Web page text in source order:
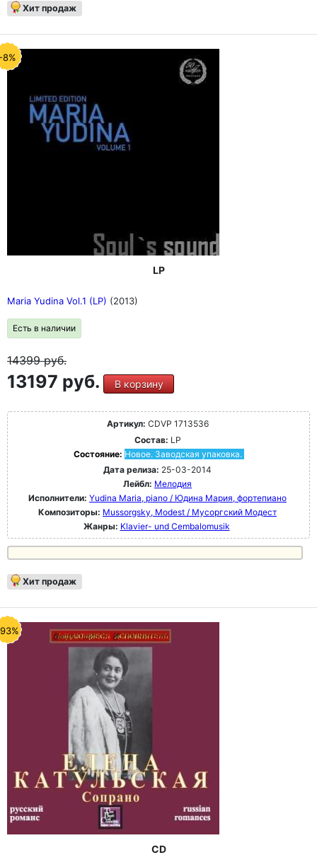
Хит продаж
8%
LP
Maria Yudina Vol.1 (LP) (2013)
Есть в наличии
14399руб.
13197 руб. В корзину
Артикул: CDVP 1713536
Состав: LP
Состояние: Новое. Заводская упаковка.
Дата релиза: 25-03-2014
Лейбл: Мелодия
Исполнители: Yudina Maria, piano / Юдина Мария, фортепиано
Композиторы: Mussorgsky, Modest / Мусоргский Модест
Жанры: Klavier- und Cembalomusik
Хит продаж
CD